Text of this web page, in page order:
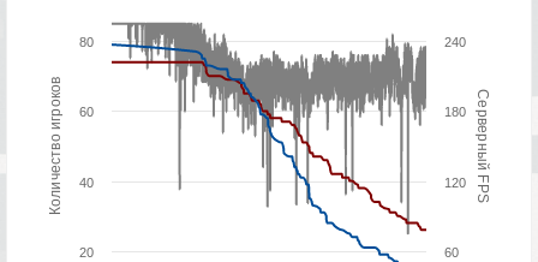
Количество игроков Серверный FPS
20
40
60
80
60
120
180
240